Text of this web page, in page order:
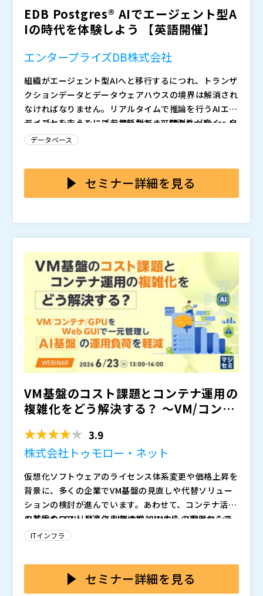
のバスを3回転半も横転（キャノンロール）させ、世界
記録を樹立した壮絶なエピソードなど、見逃せない内容
し、変革するのかを分かりやすく解説します。
きていますか？
Nutanixとともに、確実で洗練されたIT移行のステップ
Nutanix MoveとNutanix Cloud Clusters（NC2）
チクラウド環境を統合し、大規模環境でもシームレスな
業務継続性を実現する方法をご紹介します。移行に伴う
リスクを抑え、先行き不透明な状況から生じるストレス
をどのように解消できるのか、その全貌が明らかになり
ます。本イベントでは、示唆に富むディスカッション、
じて、クラウド移行を驚くほどシンプルに（身代わりの
スタントダブルを必要とせずに）成功させる方法を分か
りやすく解説します。
具体的には、NC2が提供する以下の強みを備えたプラッ
トフォームについて深く学んでいただけます。
・：スクリプトに変更を加えることなく、アプリケーシ
ョンをオンプレミスで実行していた状態とまったく同じ
・：データシーディングプロセスが既存データを精密に
レプリケーションし、ビジネスの中断時間を数時間から
数分単位へと劇的にに短縮することで、いつでも成功を
クや予期せぬシステム停止を回避。
・：特定のワークロードを、安定したクラウドのベアメ
タルインフラストラクチャーに移行。これにより、昨今
高騰を続けるハードウェアコストや調達遅延の影響を最
小限に。
40年以上のキャリアを誇るコリー・ユーバンクス氏
は、これまでに160本以上の映画と1,200本以上のテレ
ビドラマに携わり、世界最高峰のスタント賞である「タ
ウルス・ワールド・スタント・アワード（Taurus Wor
ld Stunt Award）」を3度も受賞した伝説のプロフェ
ッショナルです。ワーナー・ブラザース史上最年少のス
タントマンとしてキャリアをスタートさせた彼は、『ワ
ション:インポッシブル』といった大ヒットシリーズ
で、数々の世界記録を塗り替える驚異的なカースタント
ー・スタローンといったハリウッドのトップスターの身
代わり（スタントダブル）を務めるだけでなく、映画監
督やセカンドユニット（アクション専門チーム）・ディ
レクターとしても頭角を現し、150以上の極限のアクシ
ョンシーンを統括・指揮してきました。現在は、後進を
育てる「カークラッシュ・クリニック（カースタント養
成講座）」の主宰や、トークライブショー「スタント・
ストーリーズ」の全米ツアーを展開。ハリウッドを震撼
Nutanix プロダクト＆ソリューションマーケティングS
GDM ITインフラストラクチャーコンサルタント
Nutanix インダストリーソリューションマーケティン
Nutanix ネットワーク＆セキュリティシニアプロダク
トマーケティングマネージャー
Nutanix 技術マーケティングエンジニア
本イベントに関するお問合せは までご連絡ください。
© 2026 Nutanix, Inc.All rights reserved.Nutanix、
Nutanixロゴ、およびここに記載されているすべてのN
utanixプロダクトおよびサービス名は、アメリカ合衆
国およびその他の国におけるNutanix, Inc.の登録商標
または商標です。Nutanix, Inc.は、VMware by Broad
comまたはBroadcomと提携していません。VMware
商標または未登録商標です。『トランスフォーマー』お
よび関連キャラクターは、HasbroおよびParamount P
ニュータニックス・ジャパン合同会社（）
マジセミ株式会社（）
※共催、協賛、協力、講演企業は将来的に追加、削除さ
EDB Postgres® AIでエージェント型A
Iの時代を体験しよう 【英語開催】
エンタープライズDB株式会社
組織がエージェント型AIへと移行するにつれ、トランザ
クションデータとデータウェアハウスの境界は解消され
なければなりません。リアルタイムで推論を行うAIエー
ジェントを支えるには、最新鋭で、可観測性が高く、自
律性を備え、ガバナンス機能が組み込まれたデータプラ
ライブセッションにご参加いただき、EDB Postgres AI
がハイブリッド環境全体でサイロを解消し、アーキテク
用データと履歴データの両方に対して、安全かつリアル
タイムな推論アクセスを同時に提供 ◆
なAIインテリジェンスを提供 ◆： 単一の統合インター
フェースを通じて、ハイブリッドな可観測性とデータ主
権を完全に実現 ◆： 厳格なコスト管理とガバナンスを
維持しながら、アーキテクチャの複雑さを軽減
ランザクションデータ、分析データを統合し、サブ秒単
位のクエリ、リアルタイム機械学習、セマンティック検
索を実現 ◆： EDB Postgres AIテクニカルブループリ
ントを活用し、オープンスタンダードのスタック統合に
より、独自のAIプラットフォーム（Iceberg/Parque
t）内で安全かつ俊敏な機能を実現 ◆： ネイティブのエ
ージェント機能とエージェント移行機能を組み込んだ単
一のPostgresベースプラットフォーム上で、トランザ
クション、分析、AIワークロードを効率的に実行
エンタープライズDB株式会社（）
株式会社日本経済広告社（ ）
マジセミ株式会社（）
※共催、協賛、協力、講演企業は将来的に追加、削除さ
れる可能性があります。
データベース
セミナー詳細を見る
VM基盤のコスト課題とコンテナ運用の
複雑化をどう解決する？ 〜VM/コンテ
3.9
株式会社トゥモロー・ネット
仮想化ソフトウェアのライセンス体系変更や価格上昇を
背景に、多くの企業でVM基盤の見直しや代替ソリュー
ションの検討が進んでいます。あわせて、コンテナ活用
の拡大やGPUリソース利用の増加により、VMとコンテ
ナを統合的に管理できる柔軟な基盤運用へのニーズも高
少なくありません。
AI基盤のコスト最適化に向けて、VM中心の運用からコ
ンテナ活用へ移行する選択肢が注目されています。一方
ウが特定担当者に偏りやすい傾向があります。結果とし
て、コンテナを活用したくても、管理の難しさや属人化
M・GPUをWeb GUIで一元管理することで、AI基盤の運
用負荷を軽減する方法を解説します。VM中心の運用を
ITインフラ
セミナー詳細を見る